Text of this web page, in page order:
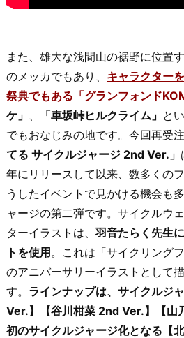
また、雄大な浅間山の裾野に位置
のメッカでもあり、 キャラクター
祭典でもある「グランフォンド
ケ」
「車坂峠ヒルクライム」 と
でもおなじみの地です。今回再受
てる サイクルジャージ 2nd Ver.」
年にリリースして以来、数多くの
うしたイベントで見かける機会も
ャージの第二弾です。サイクルウ
ターイラストは、 羽音たらく先生
トを使用。これは「サイクリング
のアニバーサリーイラストとして
す。 ラインナップは、サイクルジ
Ver.】【谷川柑菜 2nd Ver.】【山
初のサイクルジャージ化となる【